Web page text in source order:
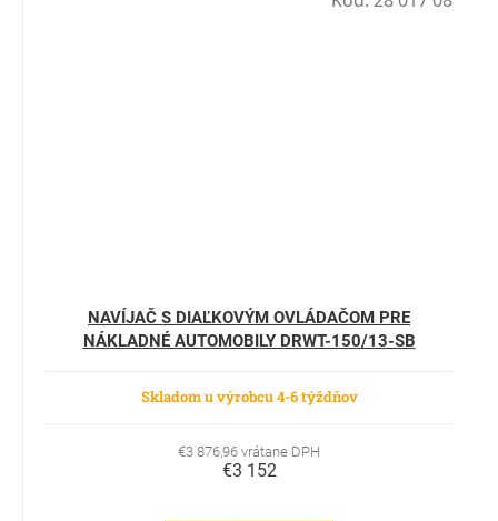
NAVÍJAČ S DIAĽKOVÝM OVLÁDAČOM PRE
NÁKLADNÉ AUTOMOBILY DRWT-150/13-SB
Skladom u výrobcu 4-6 týždňov
€3 876,96 vrátane DPH
€3 152